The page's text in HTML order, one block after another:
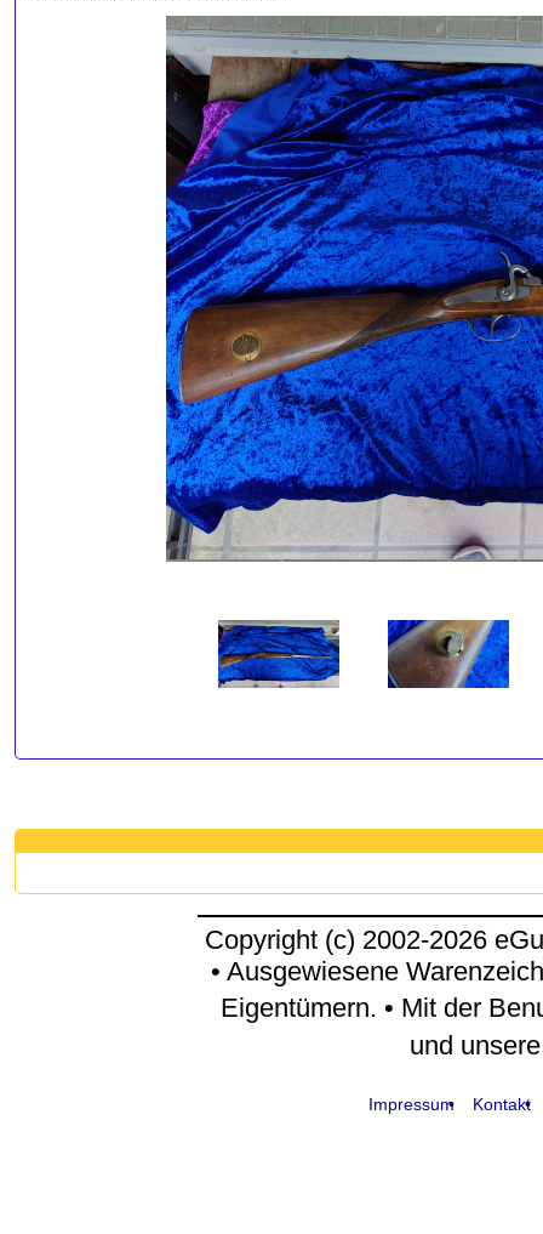
Copyright (c) 2002-2026
• Ausgewiesene
Eigentümern. • Mit der
und
Impressum Kontakt